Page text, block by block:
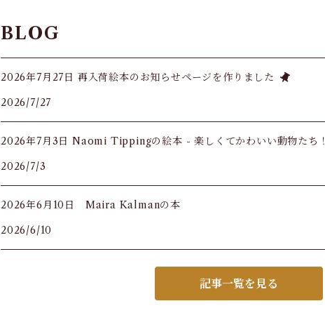
BLOG
2026年7月27日 再入荷絵本のお知らせページを作りました
2026/7/27
2026年7月3日 Naomi Tippingの絵本 - 楽しくてかわいい動物たち！
2026/7/3
2026年6月10日 Maira Kalmanの本
2026/6/10
記事一覧を見る